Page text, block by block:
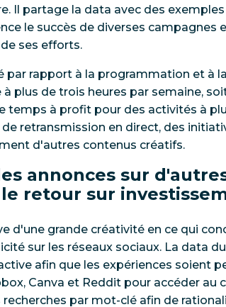
Il partage la data avec des
le succès de diverses campagnes
ses efforts.
par rapport à la programmation et à
à plus de trois heures par semaine,
temps à profit pour des activités à
retransmission en direct, des
d'autres contenus créatifs.
annonces sur
retour sur
d'une grande créativité en ce qui
sur les réseaux sociaux. La data
afin que les expériences soient
Canva et Reddit pour accéder au
par mot-clé afin de